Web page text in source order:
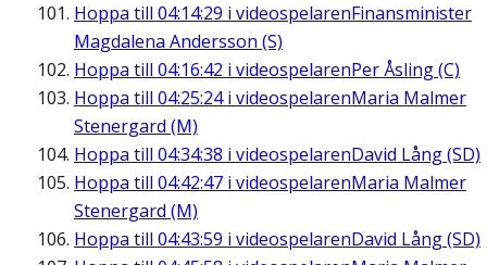
Hoppa till 04:14:29 i videospelarenFinansminister
Magdalena Andersson (S)
Hoppa till 04:16:42 i videospelarenPer Åsling (C)
Hoppa till 04:25:24i videospelarenMaria Malmer
Stenergard (M)
Hoppa till 04:34:38 i videospelarenDavid Lång (SD)
Hoppa till 04:42:47 i videospelarenMaria Malmer
Stenergard (M)
Hoppa till 04:43:59 i videospelarenDavid Lång (SD)